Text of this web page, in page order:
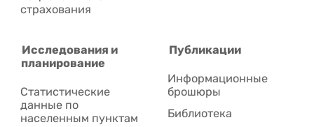
страхования
Исследования и
планирование
Статистические
данные по
населенным пунктам
Публикации
Информационные
брошюры
Библиотека